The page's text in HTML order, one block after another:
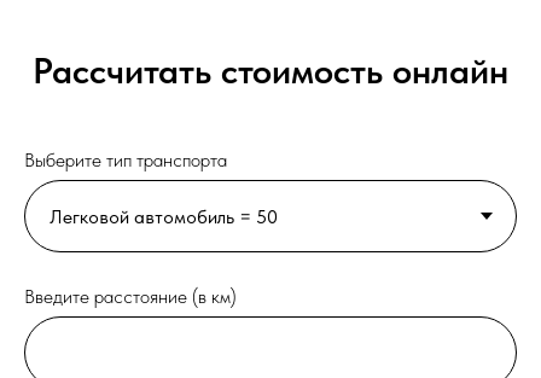
Рассчитать стоимость онлайн
Выберите тип транспорта
Введите расстояние (в км)